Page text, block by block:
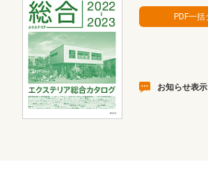
お知らせ表示